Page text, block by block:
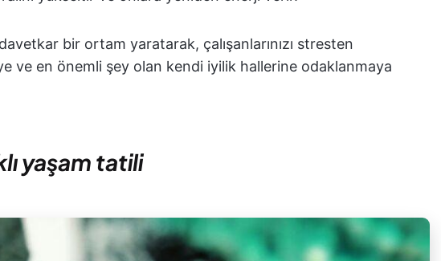
bir ortam yaratarak, çalışanlarınızı stresten
ve en önemli şey olan kendi iyilik hallerine odaklanmaya
yaşam tatili